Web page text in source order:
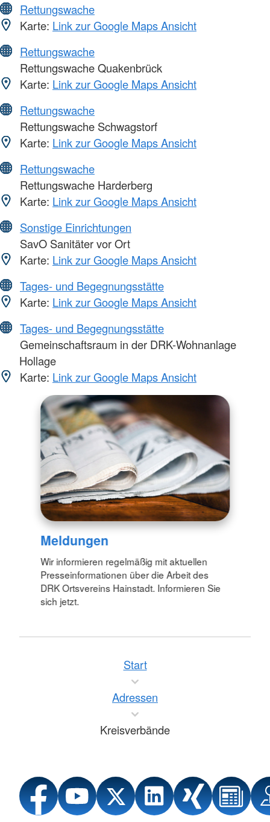
Rettungswache
Karte: Link zur Google Maps Ansicht
Rettungswache
Rettungswache Quakenbrück
Karte: Link zur Google Maps Ansicht
Rettungswache
Rettungswache Schwagstorf
Karte: Link zur Google Maps Ansicht
Rettungswache
Rettungswache Harderberg
Karte: Link zur Google Maps Ansicht
Sonstige Einrichtungen
SavO Sanitäter vor Ort
Karte: Link zur Google Maps Ansicht
Tages- und Begegnungsstätte
Karte: Link zur Google Maps Ansicht
Tages- und Begegnungsstätte
Gemeinschaftsraum in der DRK-Wohnanlage
Hollage
Karte: Link zur Google Maps Ansicht
Meldungen
Wir informieren regelmäßig mit aktuellen
Presseinformationen über die Arbeit des
DRK Ortsvereins Hainstadt. Informieren Sie
sich jetzt.
Start
Adressen
Kreisverbände